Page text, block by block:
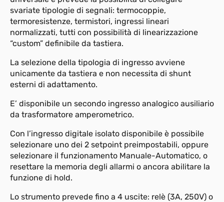
svariate tipologie di segnali: termocoppie,
termoresistenze, termistori, ingressi lineari
normalizzati, tutti con possibilità di linearizzazione
“custom” definibile da tastiera.
La selezione della tipologia di ingresso avviene
unicamente da tastiera e non necessita di shunt
esterni di adattamento.
E’ disponibile un secondo ingresso analogico ausiliario
da trasformatore amperometrico.
Con l’ingresso digitale isolato disponibile è possibile
selezionare uno dei 2 setpoint preimpostabili, oppure
selezionare il funzionamento Manuale-Automatico, o
resettare la memoria degli allarmi o ancora abilitare la
funzione di hold.
Lo strumento prevede fino a 4 uscite: relè (3A, 250V) o